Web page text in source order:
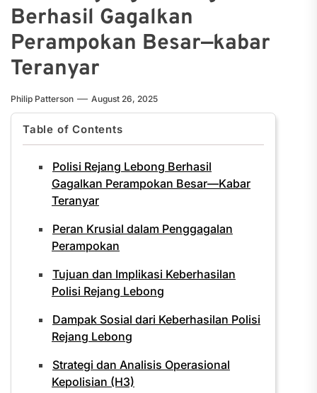
Berhasil Gagalkan
Perampokan Besar—kabar
Teranyar
Philip Patterson August 26, 2025
Table of Contents
Polisi Rejang Lebong Berhasil
Gagalkan Perampokan Besar—Kabar
Teranyar
Peran Krusial dalam Penggagalan
Perampokan
Tujuan dan Implikasi Keberhasilan
Polisi Rejang Lebong
Dampak Sosial dari Keberhasilan Polisi
Rejang Lebong
Strategi dan Analisis Operasional
Kepolisian (H3)